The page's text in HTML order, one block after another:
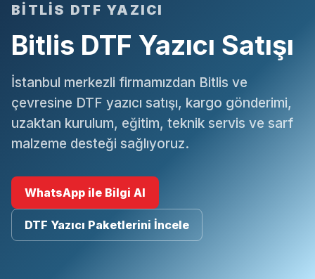
BITLIS DTF YAZICI
Bitlis DTF Yazıcı Satışı
İstanbul merkezli firmamızdan Bitlis ve
çevresine DTF yazıcı satışı, kargo gönderimi,
uzaktan kurulum, eğitim, teknik servis ve sarf
malzeme desteği sağlıyoruz.
WhatsApp ile Bilgi Al
DTF Yazıcı Paketlerini İncele